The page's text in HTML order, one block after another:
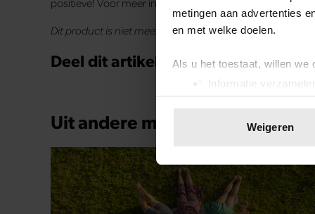
metingen aan advertenties
en met welke doelen.
Als u het toestaat, willen we
Informatie
Uw apparaat
toestemming op elk
We gebruiken cookies om
websiteverkeer te
media, adverteren en
Weigeren
positieve! Voor meer informatie klik op onderstaande
Dit product is niet meer beschikbaar via deze website.
Deel dit artikel op social media!
Uit andere media